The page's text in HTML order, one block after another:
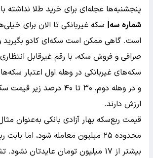
پنجشنبه‌ها عجله‌ای برای خرید طلا نداشته
شماره سه| سکه غیربانکی تا الان برای
است. گاهی ممکن است سکه‌ای کادو بگیرید
صرافی و فروش سکه، با رقم غیرقابل
سکه‌های غیربانکی در وهله اول اعتبار
و در وهله دوم، ۳۰ تا ۴۰ درصد
ارزش دارند.
قیمت ربع‌سکه بهار آزادی بانکی به‌عنوان
محدوده ۲۵ میلیون معامله شود، اما
بیشتر از ۱۷ میلیون تومان عایدتان